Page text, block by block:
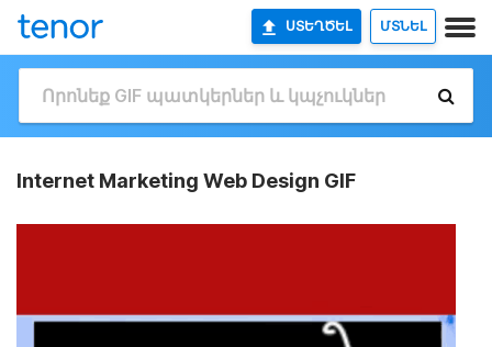
ՍՏԵՂԾԵԼ ՄՏՆԵԼ
Internet Marketing Web Design GIF